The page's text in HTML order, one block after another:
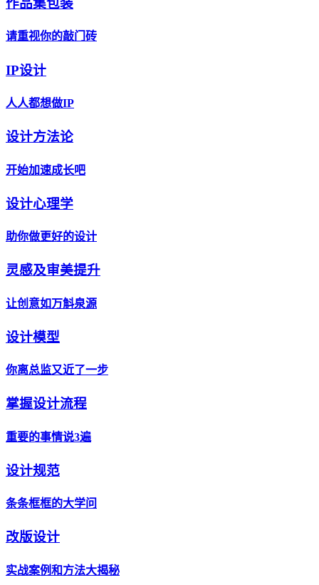
作品集包装
请重视你的敲门砖
IP设计
人人都想做IP
设计方法论
开始加速成长吧
设计心理学
助你做更好的设计
灵感及审美提升
让创意如万斛泉源
设计模型
你离总监又近了一步
掌握设计流程
重要的事情说3遍
设计规范
条条框框的大学问
改版设计
实战案例和方法大揭秘